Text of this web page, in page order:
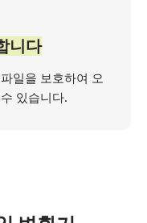
니다
일을 보호하여 오
있습니다.